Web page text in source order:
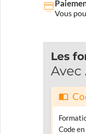
Vous
Les
Avec
Code